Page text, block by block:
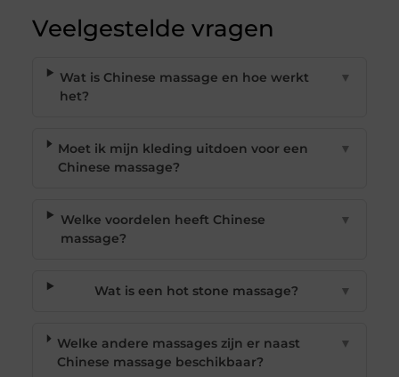
Veelgestelde vragen
Wat is Chinese massage en hoe werkt
het?
▼
Moet ik mijn kleding uitdoen voor een
Chinese massage?
▼
Welke voordelen heeft Chinese
massage?
▼
Wat is een hot stone massage? ▼
Welke andere massages zijn er naast
Chinese massage beschikbaar?
▼